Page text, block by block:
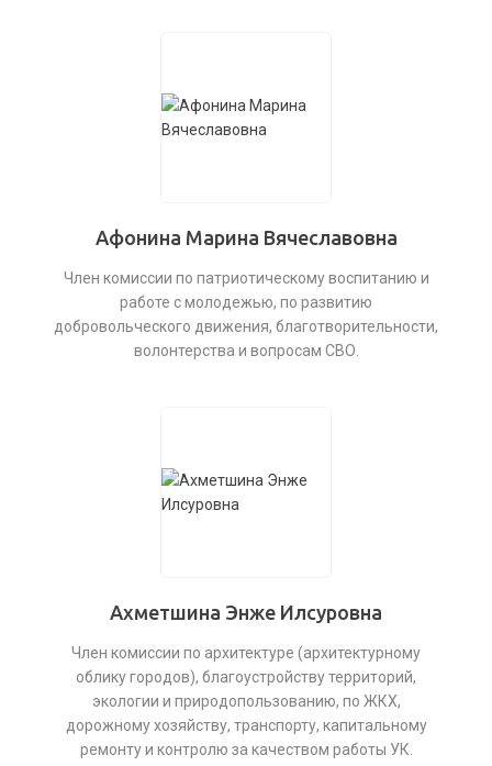
Афонина Марина Вячеславовна
Член комиссии по патриотическому воспитанию и
работе с молодежью, по развитию
добровольческого движения, благотворительности,
волонтерства и вопросам СВО.
Ахметшина Энже Илсуровна
Член комиссии по архитектуре (архитектурному
облику городов), благоустройству территорий,
экологии и природопользованию, по ЖКХ,
дорожному хозяйству, транспорту, капитальному
ремонту и контролю за качеством работы УК.